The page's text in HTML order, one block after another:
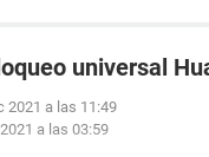
universal
2021 a las 11:49
a las 03:59